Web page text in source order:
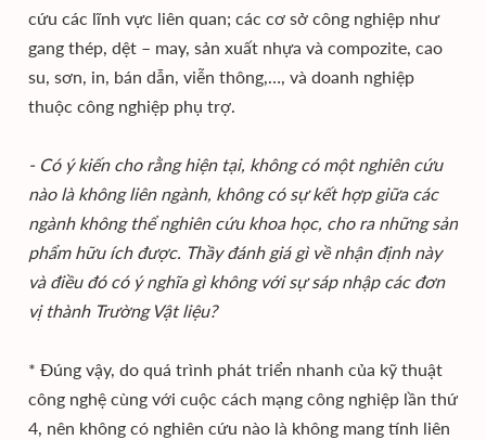
cứu các lĩnh vực liên quan; các cơ sở công nghiệp như
gang thép, dệt – may, sản xuất nhựa và compozite, cao
su, sơn, in, bán dẫn, viễn thông,…, và doanh nghiệp
thuộc công nghiệp phụ trợ.
- Có ý kiến cho rằng hiện tại, không có một nghiên cứu
nào là không liên ngành, không có sự kết hợp giữa các
ngành không thể nghiên cứu khoa học, cho ra những sản
phẩm hữu ích được. Thầy đánh giá gì về nhận định này
và điều đó có ý nghĩa gì không với sự sáp nhập các đơn
vị thành Trường Vật liệu?
* Đúng vậy, do quá trình phát triển nhanh của kỹ thuật
công nghệ cùng với cuộc cách mạng công nghiệp lần thứ
4, nên không có nghiên cứu nào là không mang tính liên